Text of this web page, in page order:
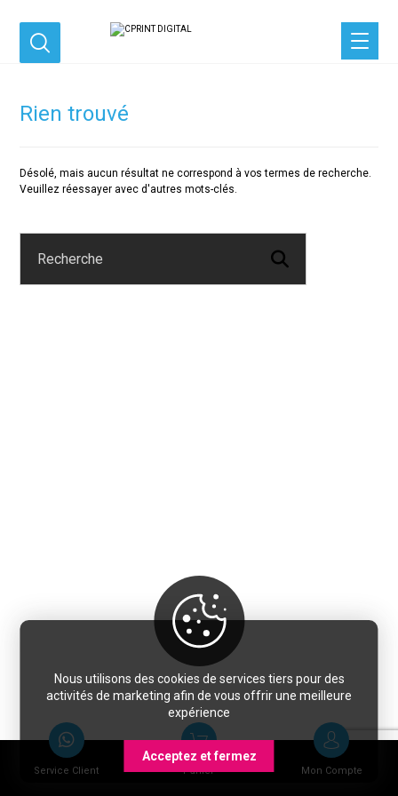
Rien trouvé
Désolé, mais aucun résultat ne correspond à vos termes de recherche.
Veuillez réessayer avec d'autres mots-clés.
Service Client Panier Mon Compte
Nous utilisons des cookies de services tiers pour des
activités de marketing afin de vous offrir une meilleure
expérience
Acceptez et fermez